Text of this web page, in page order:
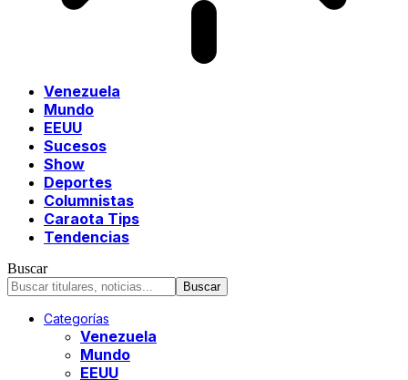
Venezuela
Mundo
EEUU
Sucesos
Show
Deportes
Columnistas
Caraota Tips
Tendencias
Buscar
Categorías
Venezuela
Mundo
EEUU